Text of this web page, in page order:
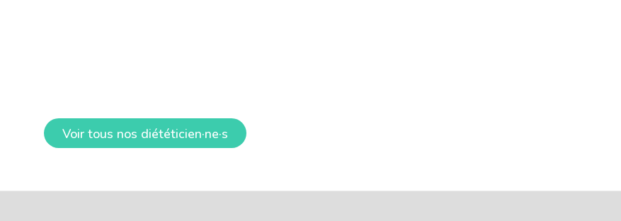
Voir tous nos diététicien·ne·s